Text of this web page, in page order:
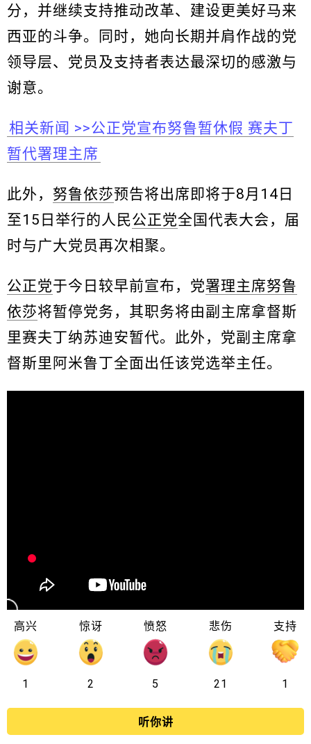
分，并继续支持推动改革、建设更美好马来
西亚的斗争。同时，她向长期并肩作战的党
领导层、党员及支持者表达最深切的感激与
谢意。
相关新闻 >>公正党宣布努鲁暂休假 赛夫丁
暂代署理主席
此外， 努鲁依莎预告将出席即将于8月14日
至15日举行的人民公正党全国代表大会，届
时与广大党员再次相聚。
公正党于今日较早前宣布，党署理主席努鲁
依莎将暂停党务，其职务将由副主席拿督斯
里赛夫丁纳苏迪安暂代。此外，党副主席拿
督斯里阿米鲁丁全面出任该党选举主任。
高兴
1
惊讶
2
愤怒
5
悲伤
21
支持
1
听你讲